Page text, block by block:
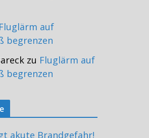
Fluglärm auf
begrenzen
zu Fluglärm auf
begrenzen
akute Brandgefahr!